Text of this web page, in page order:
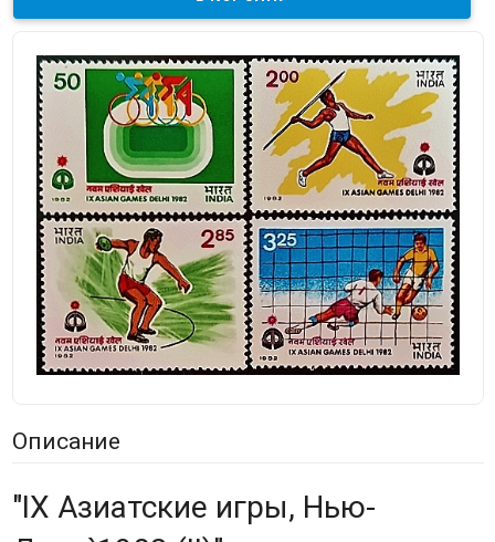
Описание
"IX Азиатские игры, Нью-